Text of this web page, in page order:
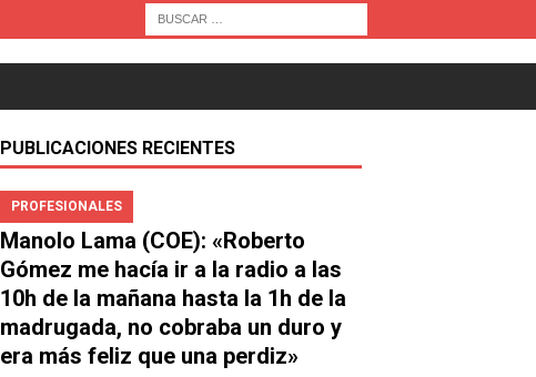
PUBLICACIONES RECIENTES
PROFESIONALES
Manolo Lama (COE): «Roberto
Gómez me hacía ir a la radio a las
10h de la mañana hasta la 1h de la
madrugada, no cobraba un duro y
era más feliz que una perdiz»